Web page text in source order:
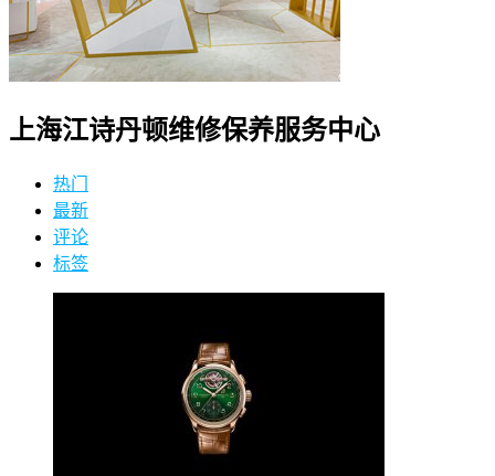
上海江诗丹顿维修保养服务中心
热门
最新
评论
标签